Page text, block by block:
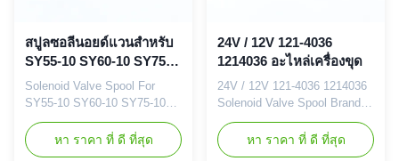
สปูลซอลีนอยด์แวนสําหรับ
SY55-10 SY60-10 SY75-
10
Solenoid Valve Spool For
SY55-10 SY60-10 SY75-10
Excavator Spare Parts Brand
NIBEWILL/Neutral or as
required Prodact Name
หา ราคา ที่ ดี ที่สุด
24V / 12V 121-4036
1214036 อะไหล่เครื่องขุด
24V / 12V 121-4036 1214036
Solenoid Valve Spool Brand
NIBEWILL/Neutral or as
required Vehicle Construction
vehicle, excavator, and
หา ราคา ที่ ดี ที่สุด